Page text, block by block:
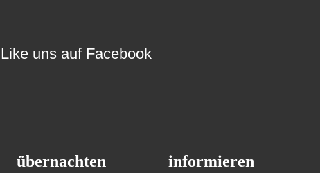
Like uns auf Facebook
übernachten informieren